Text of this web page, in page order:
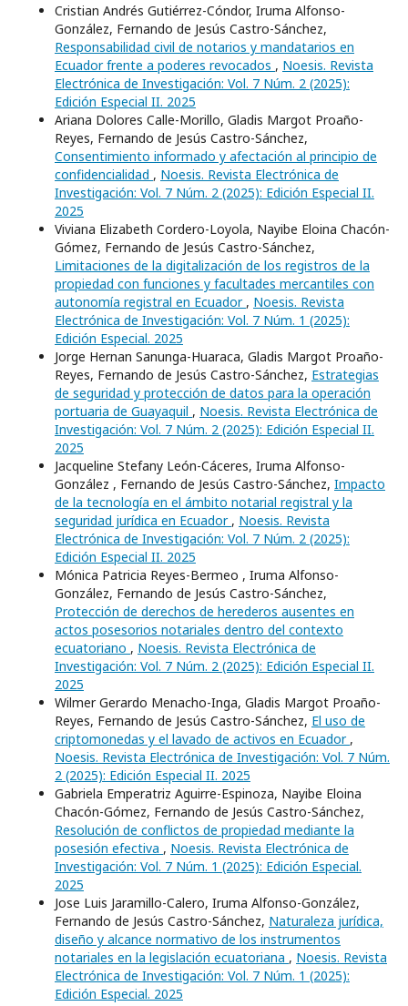
Cristian Andrés Gutiérrez-Cóndor, Iruma Alfonso-
González, Fernando de Jesús Castro-Sánchez,
Responsabilidad civil de notarios y mandatarios en
Ecuador frente a poderes revocados , Noesis. Revista
Electrónica de Investigación: Vol. 7 Núm. 2 (2025):
Edición Especial II. 2025
Ariana Dolores Calle-Morillo, Gladis Margot Proaño-
Reyes, Fernando de Jesús Castro-Sánchez,
Consentimiento informado y afectación al principio de
confidencialidad , Noesis. Revista Electrónica de
Investigación: Vol. 7 Núm. 2 (2025): Edición Especial II.
2025
Viviana Elizabeth Cordero-Loyola, Nayibe Eloina Chacón-
Gómez, Fernando de Jesús Castro-Sánchez,
Limitaciones de la digitalización de los registros de la
propiedad con funciones y facultades mercantiles con
autonomía registral en Ecuador , Noesis. Revista
Electrónica de Investigación: Vol. 7 Núm. 1 (2025):
Edición Especial. 2025
Jorge Hernan Sanunga-Huaraca, Gladis Margot Proaño-
Reyes, Fernando de Jesús Castro-Sánchez, Estrategias
de seguridad y protección de datos para la operación
portuaria de Guayaquil , Noesis. Revista Electrónica de
Investigación: Vol. 7 Núm. 2 (2025): Edición Especial II.
2025
Jacqueline Stefany León-Cáceres, Iruma Alfonso-
González , Fernando de Jesús Castro-Sánchez, Impacto
de la tecnología en el ámbito notarial registral y la
seguridad jurídica en Ecuador , Noesis. Revista
Electrónica de Investigación: Vol. 7 Núm. 2 (2025):
Edición Especial II. 2025
Mónica Patricia Reyes-Bermeo , Iruma Alfonso-
González, Fernando de Jesús Castro-Sánchez,
Protección de derechos de herederos ausentes en
actos posesorios notariales dentro del contexto
ecuatoriano , Noesis. Revista Electrónica de
Investigación: Vol. 7 Núm. 2 (2025): Edición Especial II.
2025
Wilmer Gerardo Menacho-Inga, Gladis Margot Proaño-
Reyes, Fernando de Jesús Castro-Sánchez, El uso de
criptomonedas y el lavado de activos en Ecuador ,
Noesis. Revista Electrónica de Investigación: Vol. 7 Núm.
2 (2025): Edición Especial II. 2025
Gabriela Emperatriz Aguirre-Espinoza, Nayibe Eloina
Chacón-Gómez, Fernando de Jesús Castro-Sánchez,
Resolución de conflictos de propiedad mediante la
posesión efectiva , Noesis. Revista Electrónica de
Investigación: Vol. 7 Núm. 1 (2025): Edición Especial.
2025
Jose Luis Jaramillo-Calero, Iruma Alfonso-González,
Fernando de Jesús Castro-Sánchez, Naturaleza jurídica,
diseño y alcance normativo de los instrumentos
notariales en la legislación ecuatoriana , Noesis. Revista
Electrónica de Investigación: Vol. 7 Núm. 1 (2025):
Edición Especial. 2025